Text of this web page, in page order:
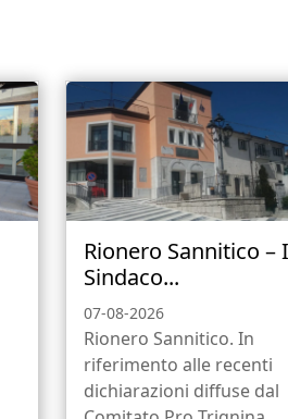
Rionero Sannitico –
Sindaco...
07-08-2026
Rionero Sannitico. In
riferimento alle recenti
dichiarazioni diffuse dal